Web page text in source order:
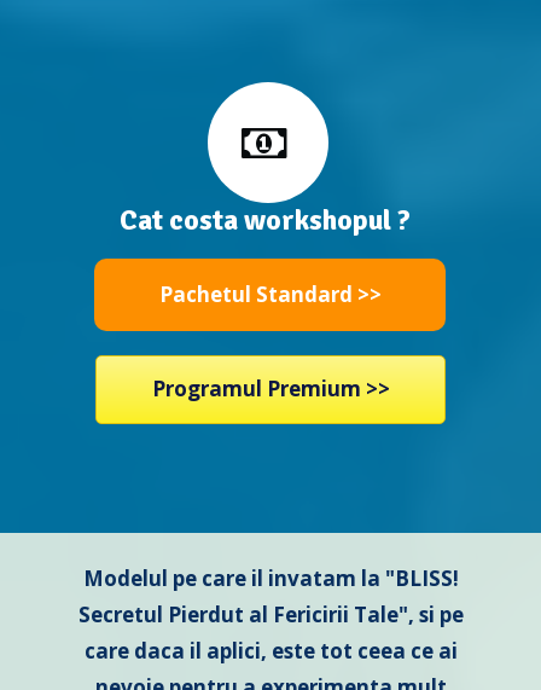
Cat costa workshopul ?
Pachetul Standard >>
Programul Premium >>
Modelul pe care il invatam la "BLISS!
Secretul Pierdut al Fericirii Tale", si pe
care daca il aplici, este tot ceea ce ai